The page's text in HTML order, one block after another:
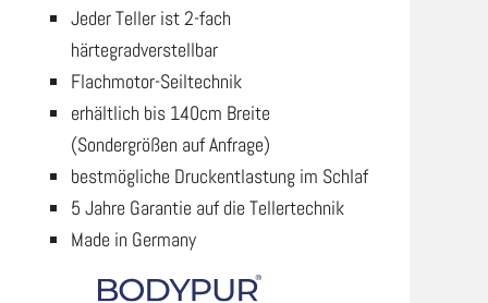
Jeder Teller ist 2-fach
härtegradverstellbar
Flachmotor-Seiltechnik
erhältlich bis 140cm Breite
(Sondergrößen auf Anfrage)
bestmögliche Druckentlastung im Schlaf
5 Jahre Garantie auf die Tellertechnik
Made in Germany